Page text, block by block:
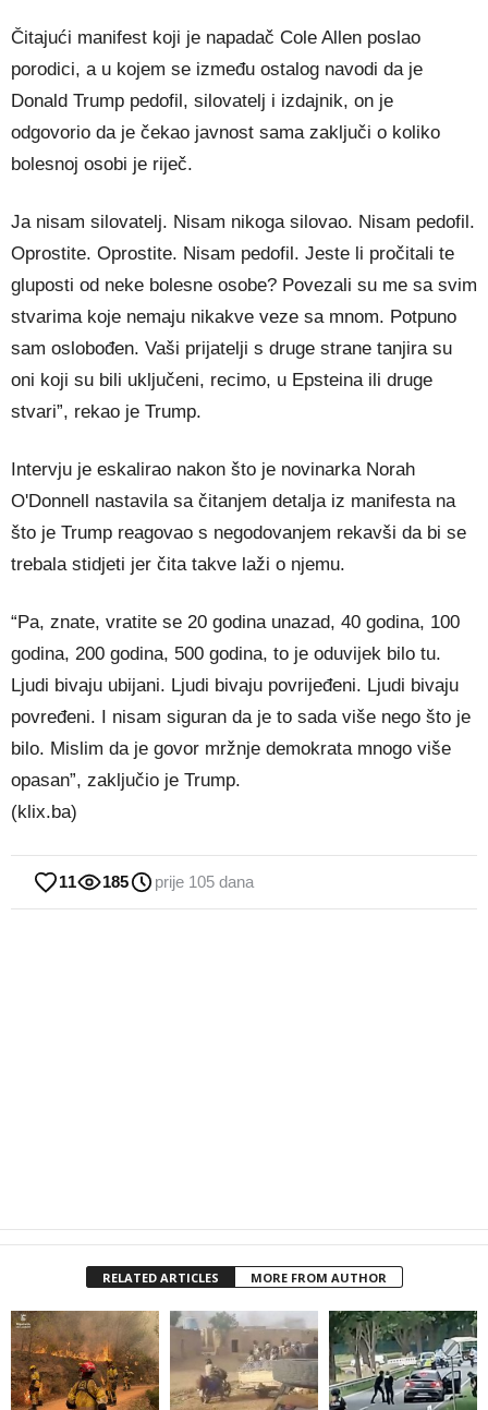
Čitajući manifest koji je napadač Cole Allen poslao
porodici, a u kojem se između ostalog navodi da je
Donald Trump pedofil, silovatelj i izdajnik, on je
odgovorio da je čekao javnost sama zaključi o koliko
bolesnoj osobi je riječ.
Ja nisam silovatelj. Nisam nikoga silovao. Nisam pedofil.
Oprostite. Oprostite. Nisam pedofil. Jeste li pročitali te
gluposti od neke bolesne osobe? Povezali su me sa svim
stvarima koje nemaju nikakve veze sa mnom. Potpuno
sam oslobođen. Vaši prijatelji s druge strane tanjira su
oni koji su bili uključeni, recimo, u Epsteina ili druge
stvari”, rekao je Trump.
Intervju je eskalirao nakon što je novinarka Norah
O'Donnell nastavila sa čitanjem detalja iz manifesta na
što je Trump reagovao s negodovanjem rekavši da bi se
trebala stidjeti jer čita takve laži o njemu.
“Pa, znate, vratite se 20 godina unazad, 40 godina, 100
godina, 200 godina, 500 godina, to je oduvijek bilo tu.
Ljudi bivaju ubijani. Ljudi bivaju povrijeđeni. Ljudi bivaju
povređeni. I nisam siguran da je to sada više nego što je
bilo. Mislim da je govor mržnje demokrata mnogo više
opasan”, zaključio je Trump.
(klix.ba)
11 185 prije 105 dana
RELATED ARTICLES MORE FROM AUTHOR